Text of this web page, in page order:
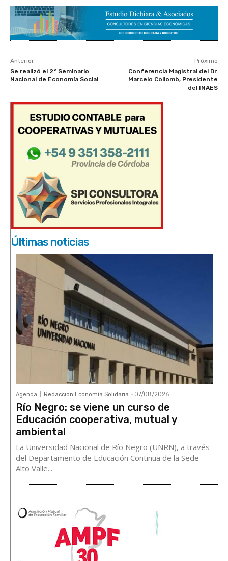
Anterior
Se realizó el 2° Seminario
Nacional de Economía Social
Próximo
Conferencia Magistral del Dr.
Marcelo Collomb, Presidente
del INAES
Últimas noticias
Agenda Redacción Economía Solidaria - 07/08/2026
Río Negro: se viene un curso de
Educación cooperativa, mutual y
ambiental
La Universidad Nacional de Río Negro (UNRN), a través
del Departamento de Educación Continua de la Sede
Alto Valle...